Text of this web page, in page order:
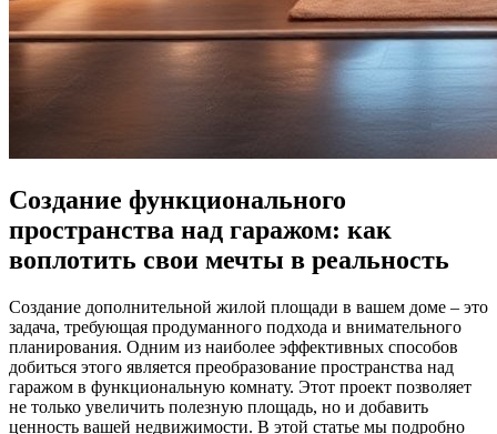
Создание функционального
пространства над гаражом: как
воплотить свои мечты в реальность
Создание дополнительной жилой площади в вашем доме – это
задача, требующая продуманного подхода и внимательного
планирования. Одним из наиболее эффективных способов
добиться этого является преобразование пространства над
гаражом в функциональную комнату. Этот проект позволяет
не только увеличить полезную площадь, но и добавить
ценность вашей недвижимости. В этой статье мы подробно